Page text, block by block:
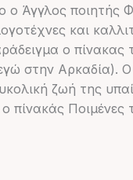
ο Άγγλος
και
ο
στην Αρκαδία).
ζωή της
ο πίνακάς